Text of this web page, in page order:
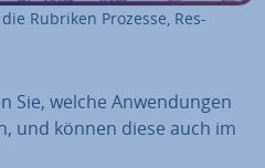
Rubriken Prozesse, Res­
Sie, welche An­wen­dun­gen
und können diese auch im